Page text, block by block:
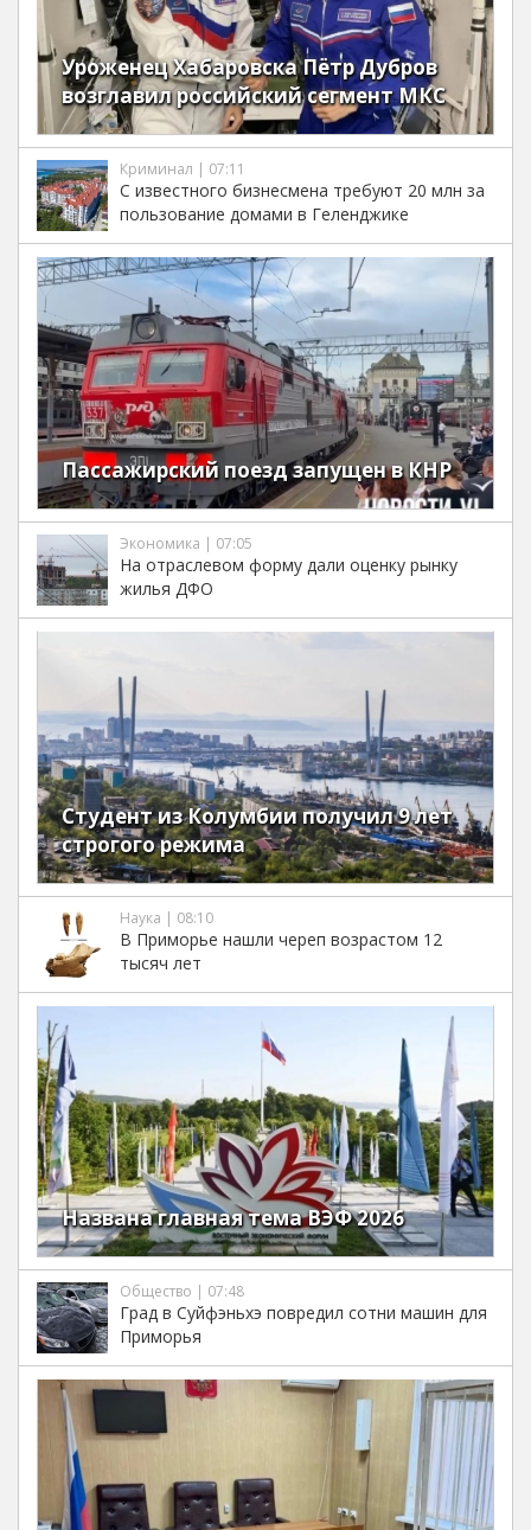
Уроженец Хабаровска Пётр Дубров
возглавил российский сегмент МКС
Криминал | 07:11
С известного бизнесмена требуют 20 млн за
пользование домами в Геленджике
Пассажирский поезд запущен в КНР
Экономика | 07:05
На отраслевом форму дали оценку рынку
жилья ДФО
Студент из Колумбии получил 9 лет
строгого режима
Наука | 08:10
В Приморье нашли череп возрастом 12
тысяч лет
Названа главная тема ВЭФ 2026
Общество | 07:48
Град в Суйфэньхэ повредил сотни машин для
Приморья